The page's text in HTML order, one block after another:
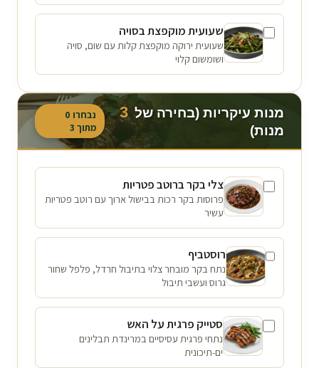
שעועית מוקפצת בסויה
שעועית ירוקה מוקפצת קלות עם שום, סויה
ושומשום קלוי
מנות עיקריות (בחירה של 3
מנות)
נבחרו 0
מתוך 3
צלי בקר ברוטב פטריות
פרוסות בקר רכות בבישול ארוך עם רוטב פטריות
עשיר
רוסטביף
נתח בקר מובחר צלוי בתיבול חרדל, פלפל שחור
גרוס ועשבי תיבול
סטייק פרגית על האש
נתחי פרגית עסיסיים במרינדת תבלינים
ים-תיכונית